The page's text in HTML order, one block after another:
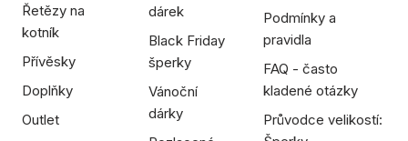
Řetězy na
kotník
Přívěsky
Doplňky
Outlet
dárek
Black Friday
šperky
Vánoční
dárky
Podmínky a
pravidla
FAQ - často
kladené otázky
Průvodce velikostí: